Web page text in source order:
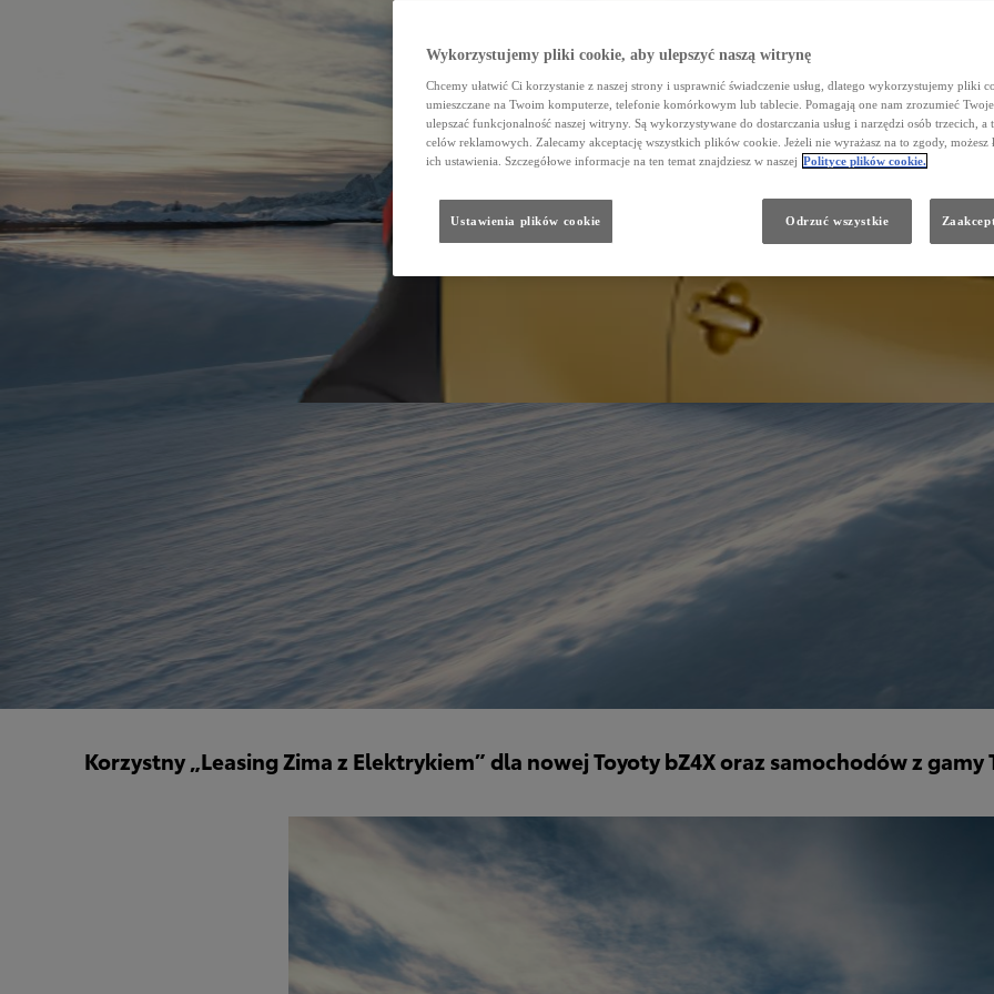
Korzystny „Leasing Zima z Elektrykiem” dla nowej Toyoty bZ4X oraz samochodów z gamy
Wykorzystujemy pliki cookie, aby ulepszyć naszą witrynę
Chcemy ułatwić Ci korzystanie z naszej strony i usprawnić świadczenie usług, dlatego wykorzystujemy pliki
umieszczane na Twoim komputerze, telefonie komórkowym lub tablecie. Pomagają one nam zrozumieć
ulepszać funkcjonalność naszej witryny. Są wykorzystywane do dostarczania usług i narzędzi osób trzecich, a
celów reklamowych. Zalecamy akceptację wszystkich plików cookie. Jeżeli nie wyrażasz na to zgody, możesz
ich ustawienia. Szczegółowe informacje na ten temat znajdziesz w naszej Polityce plików cookie.
Odrzuć wszystkie
Ustawienia plików cookie